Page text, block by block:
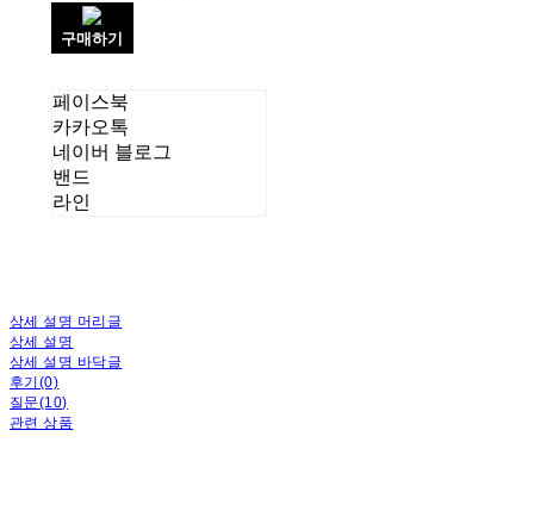
구매하기
페이스북
카카오톡
네이버 블로그
밴드
라인
상세 설명 머리글
상세 설명
상세 설명 바닥글
후기(0)
질문(10)
관련 상품